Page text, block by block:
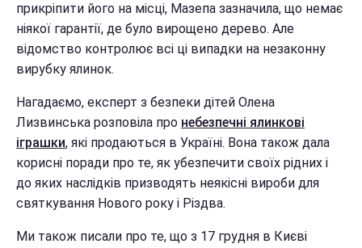
прикріпити його на місці, Мазепа зазначила, що немає
ніякої гарантії, де було вирощено дерево. Але
відомство контролює всі ці випадки на незаконну
вирубку ялинок.
Нагадаємо, експерт з безпеки дітей Олена
Лизвинська розповіла про небезпечні ялинкові
іграшки, які продаються в Україні. Вона також дала
корисні поради про те, як убезпечити своїх рідних і
до яких наслідків призводять неякісні вироби для
святкування Нового року і Різдва.
Ми також писали про те, що з 17 грудня в Києві